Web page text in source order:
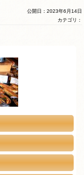
公開日：2023年6月14日
カテゴリ：